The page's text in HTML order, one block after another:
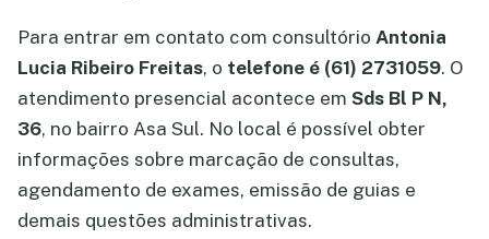
Para entrar em contato com consultório Antonia
Lucia Ribeiro Freitas, o telefone é (61) 2731059. O
atendimento presencial acontece em Sds Bl P N,
36, no bairro Asa Sul. No local é possível obter
informações sobre marcação de consultas,
agendamento de exames, emissão de guias e
demais questões administrativas.